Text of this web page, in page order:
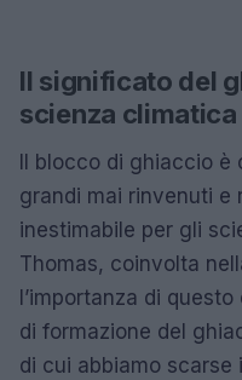
Il significato del
scienza climatica
Il blocco di ghiaccio è
grandi mai rinvenuti e
inestimabile per gli
Thomas, coinvolta
l’importanza di
di formazione del
di cui abbiamo scarse